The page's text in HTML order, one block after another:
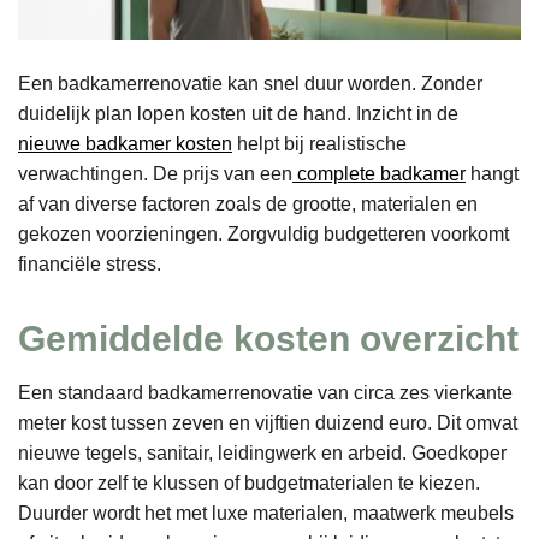
Een badkamerrenovatie kan snel duur worden. Zonder
duidelijk plan lopen kosten uit de hand. Inzicht in de
nieuwe badkamer kosten helpt bij realistische
verwachtingen. De prijs van een complete badkamer hangt
af van diverse factoren zoals de grootte, materialen en
gekozen voorzieningen. Zorgvuldig budgetteren voorkomt
financiële stress.
Gemiddelde kosten overzicht
Een standaard badkamerrenovatie van circa zes vierkante
meter kost tussen zeven en vijftien duizend euro. Dit omvat
nieuwe tegels, sanitair, leidingwerk en arbeid. Goedkoper
kan door zelf te klussen of budgetmaterialen te kiezen.
Duurder wordt het met luxe materialen, maatwerk meubels